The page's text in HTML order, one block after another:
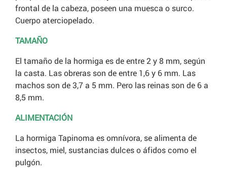
frontal de la cabeza, poseen una muesca o surco.
Cuerpo aterciopelado.
TAMAÑO
El tamaño de la hormiga es de entre 2 y 8 mm, según
la casta. Las obreras son de entre 1,6 y 6 mm. Las
machos son de 3,7 a 5 mm. Pero las reinas son de 6 a
8,5 mm.
ALIMENTACIÓN
La hormiga Tapinoma es omnívora, se alimenta de
insectos, miel, sustancias dulces o áfidos como el
pulgón.